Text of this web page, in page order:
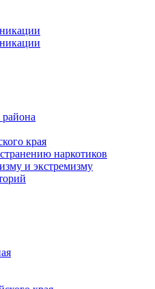
района
края
наркотиков
и экстремизму